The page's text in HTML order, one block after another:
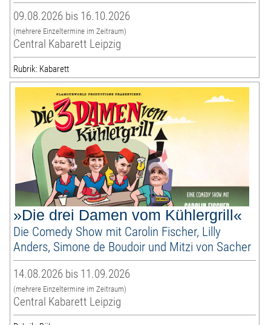
09.08.2026 bis 16.10.2026
(mehrere Einzeltermine im Zeitraum)
Central Kabarett Leipzig
Rubrik: Kabarett
»Die drei Damen vom Kühlergrill«
Die Comedy Show mit Carolin Fischer, Lilly
Anders, Simone de Boudoir und Mitzi von Sacher
14.08.2026 bis 11.09.2026
(mehrere Einzeltermine im Zeitraum)
Central Kabarett Leipzig